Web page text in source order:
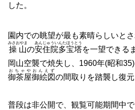
した。
園内での眺望が最も素晴らしいと
操山
みさおやま
の安住院多宝塔
あんじゅういんたほうとう
を一望できる
岡山空襲で焼失し、1960年(昭和
御茶屋御絵図
おちゃやおんえず
の間取りを踏襲し復元
普段は非公開で、観覧可能期間中